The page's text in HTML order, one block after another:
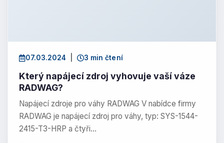
07.03.2024 3 min čtení
Který napájecí zdroj vyhovuje vaší váze
RADWAG?
Napájecí zdroje pro váhy RADWAG V nabídce firmy
RADWAG je napájecí zdroj pro váhy, typ: SYS-1544-
2415-T3-HRP a čtyři…